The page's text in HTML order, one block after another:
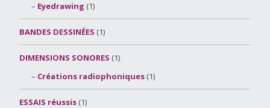
Eyedrawing (1)
BANDES DESSINÉES (1)
DIMENSIONS SONORES (1)
Créations radiophoniques(1)
ESSAIS réussis (1)